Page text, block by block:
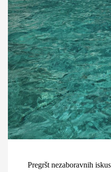
Pregršt nezaboravnih